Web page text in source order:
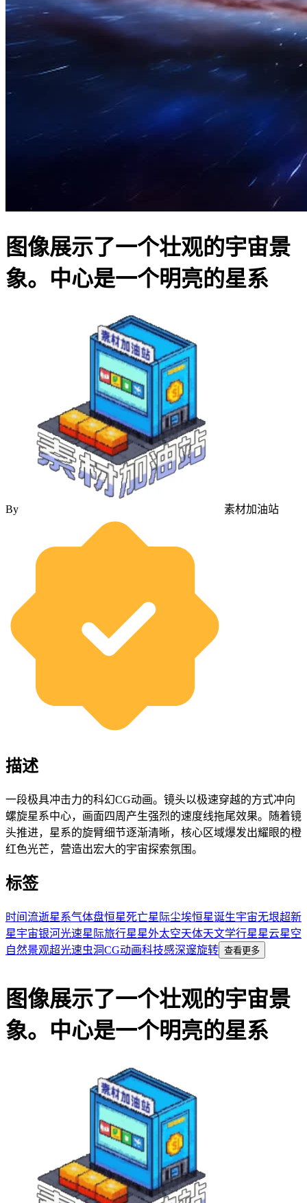
图像展示了一个壮观的宇宙景
象。中心是一个明亮的星系
By 素材加油站
描述
一段极具冲击力的科幻CG动画。镜头以极速穿越的方式冲向
螺旋星系中心，画面四周产生强烈的速度线拖尾效果。随着镜
头推进，星系的旋臂细节逐渐清晰，核心区域爆发出耀眼的橙
红色光芒，营造出宏大的宇宙探索氛围。
标签
时间流逝星系气体盘恒星死亡星际尘埃恒星诞生宇宙无垠超新
星宇宙银河光速星际旅行星星外太空天体天文学行星星云星空
自然景观超光速虫洞CG动画科技感深邃旋转 查看更多
图像展示了一个壮观的宇宙景
象。中心是一个明亮的星系